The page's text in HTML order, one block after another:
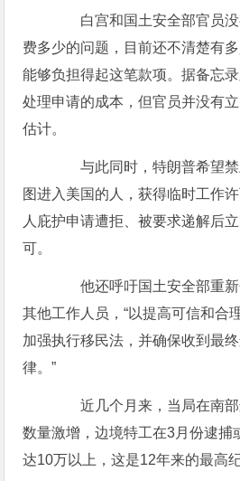
白宫和国土安全部官员没
费多少的问题，目前还不清楚有
能够负担得起这笔款项。据备忘
处理申请的成本，但官员并没有
估计。
与此同时，特朗普希望禁
图进入美国的人，获得临时工作
人庇护申请遭拒、被要求递解后
可。
他还呼吁国土安全部重新
其他工作人员，“以提高可信和合
加强执行移民法，并确保收到最
律。”
近几个月来，当局在南部
数量激增，边境特工在3月份逮捕
达10万以上，这是12年来的最高纪